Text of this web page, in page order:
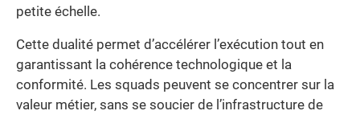
petite échelle.
Cette dualité permet d’accélérer l’exécution tout en
garantissant la cohérence technologique et la
conformité. Les squads peuvent se concentrer sur la
valeur métier, sans se soucier de l’infrastructure de